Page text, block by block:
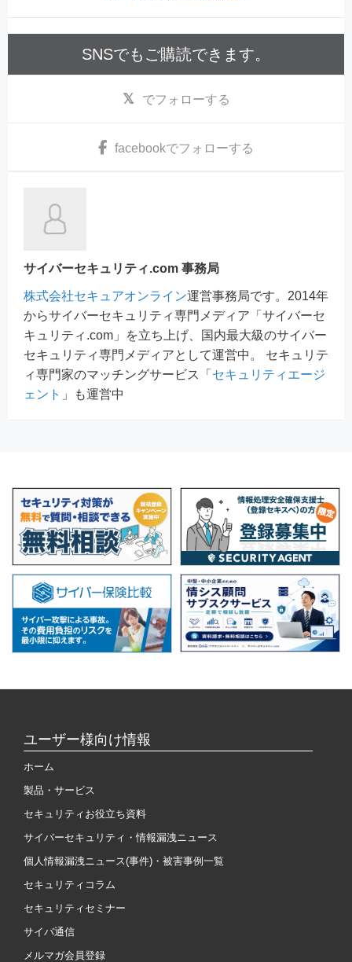
SNSでもご購読できます。
でフォローする
facebookでフォローする
サイバーセキュリティ.com 事務局
株式会社セキュアオンライン運営事務局です。2014年
からサイバーセキュリティ専門メディア「サイバーセ
キュリティ.com」を立ち上げ、国内最大級のサイバー
セキュリティ専門メディアとして運営中。 セキュリテ
ィ専門家のマッチングサービス「 セキュリティエージ
ェント 」も運営中
ユーザー様向け情報
ホーム
製品・サービス
セキュリティお役立ち資料
サイバーセキュリティ・情報漏洩ニュース
個人情報漏洩ニュース(事件)・被害事例一覧
セキュリティコラム
セキュリティセミナー
サイバ通信
メルマガ会員登録